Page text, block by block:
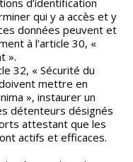
d’identification
qui y a accès et y
données peuvent et
à l’article 30, «
».
32, « Sécurité du
mettre en
», instaurer un
détenteurs désignés
attestant que les
actifs et efficaces.